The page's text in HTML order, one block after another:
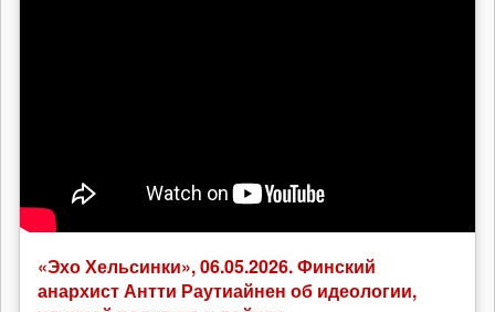
«Эхо Хельсинки», 06.05.2026. Финский
анархист Антти Раутиайнен об идеологии,